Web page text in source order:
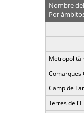
Nombre
Por
Metropolità
Comarques
Camp de
Terres de